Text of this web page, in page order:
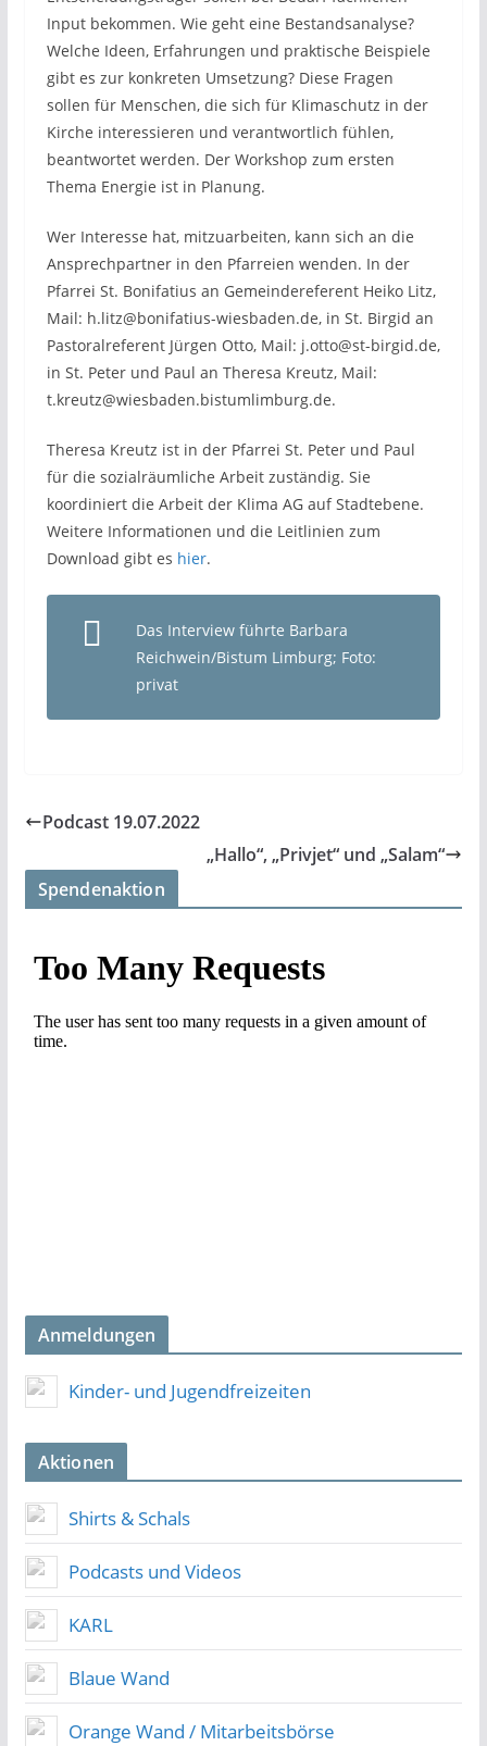
Input bekommen. Wie geht eine Bestandsanalyse?
Welche Ideen, Erfahrungen und praktische Beispiele
gibt es zur konkreten Umsetzung? Diese Fragen
sollen für Menschen, die sich für Klimaschutz in der
Kirche interessieren und verantwortlich fühlen,
beantwortet werden. Der Workshop zum ersten
Thema Energie ist in Planung.
Wer Interesse hat, mitzuarbeiten, kann sich an die
Ansprechpartner in den Pfarreien wenden. In der
Pfarrei St. Bonifatius an Gemeindereferent Heiko Litz,
Mail: h.litz@bonifatius-wiesbaden.de, in St. Birgid an
Pastoralreferent Jürgen Otto, Mail: j.otto@st-birgid.de,
in St. Peter und Paul an Theresa Kreutz, Mail:
t.kreutz@wiesbaden.bistumlimburg.de.
Theresa Kreutz ist in der Pfarrei St. Peter und Paul
für die sozialräumliche Arbeit zuständig. Sie
koordiniert die Arbeit der Klima AG auf Stadtebene.
Weitere Informationen und die Leitlinien zum
Download gibt es hier.
Das Interview führte Barbara
Reichwein/Bistum Limburg; Foto:
privat
Podcast 19.07.2022
„Hallo“, „Privjet“ und „Salam“
Spendenaktion
Anmeldungen
Kinder- und Jugendfreizeiten
Aktionen
Shirts & Schals
Podcasts und Videos
KARL
Blaue Wand
Orange Wand / Mitarbeitsbörse